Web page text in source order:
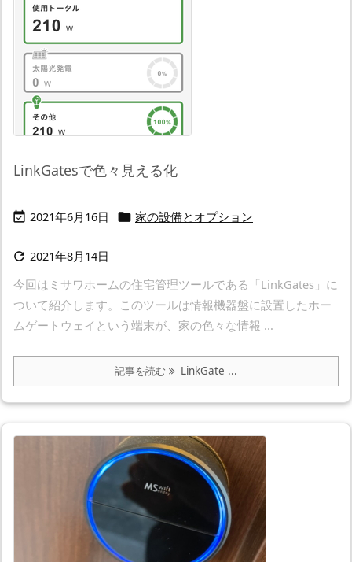
LinkGatesで色々見える化
 2021年6月16日  家の設備とオプション
 2021年8月14日
今回はミサワホームの住宅管理ツールである「LinkGates」に
ついて紹介します。このツールは情報機器盤に設置したホー
ムゲートウェイという端末が、家の色々な情報 ...
記事を読む LinkGate ...